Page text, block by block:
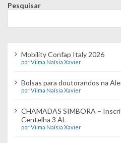
Pesquisar
Mobility Confap Italy 2026
por Vilma Naísia Xavier
Bolsas para doutorandos na
por Vilma Naísia Xavier
CHAMADAS SIMBORA –
Centelha 3 AL
por Vilma Naísia Xavier